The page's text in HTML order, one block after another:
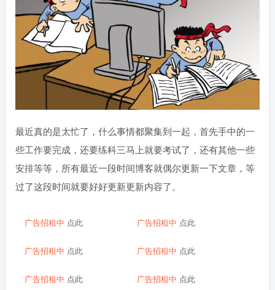
最近真的是太忙了，什么事情都聚集到一起，首先手中的一
些工作要完成，还要练科三马上就要考试了，还有其他一些
安排等等，所有最近一段时间博客就偶尔更新一下文章，等
过了这段时间就要好好更新更新内容了。
广告招租中 点此 广告招租中 点此
广告招租中 点此 广告招租中 点此
广告招租中 点此 广告招租中 点此